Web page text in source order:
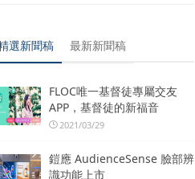
選新聞稿 最新新聞稿
FLOC唯一基督徒專屬交友
APP，基督徒的新福音
2021/03/29
鎧應 AudienceSense 臉部辨
識功能上市